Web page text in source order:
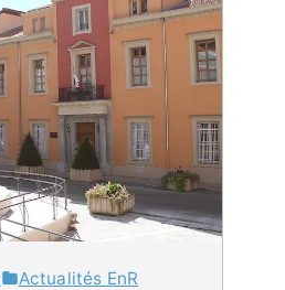
Actualités EnR